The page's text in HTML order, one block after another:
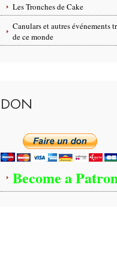
Les Tronches de Cake
Canulars et autres événements
de ce monde
DON
Become a